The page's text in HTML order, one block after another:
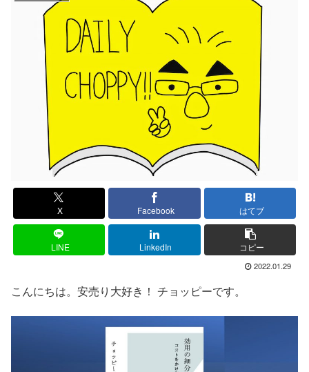
X Facebook はてブ
LINE LinkedIn コピー
2022.01.29
こんにちは。安売り大好き！ チョッピーです。